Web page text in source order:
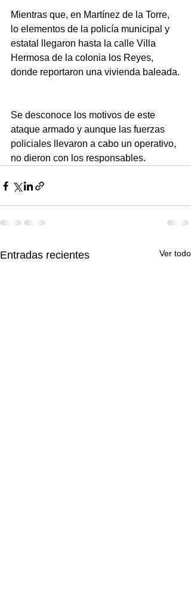
Mientras que, en Martínez de la Torre,
lo elementos de la policía municipal y
estatal llegaron hasta la calle Villa
Hermosa de la colonia los Reyes,
donde reportaron una vivienda baleada.
Se desconoce los motivos de este
ataque armado y aunque las fuerzas
policiales llevaron a cabo un operativo,
no dieron con los responsables.
Entradas recientes Ver todo